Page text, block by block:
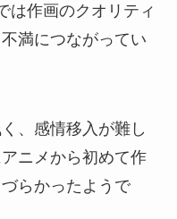
は作画のクオリティ
満につながってい
、感情移入が難し
ニメから初めて作
らかったようで